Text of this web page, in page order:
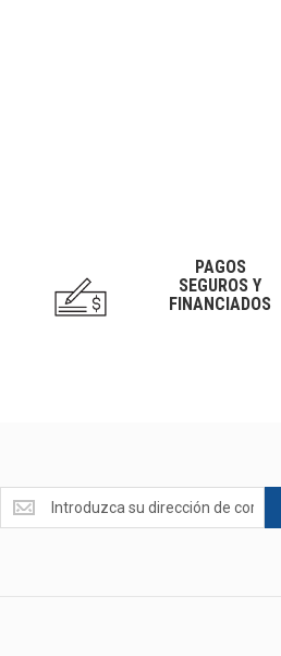
PAGOS
SEGUROS Y
FINANCIADOS
Ofertas
<br>Novedades